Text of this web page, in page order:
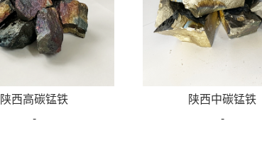
陕西高碳锰铁
-
陕西中碳锰铁
-